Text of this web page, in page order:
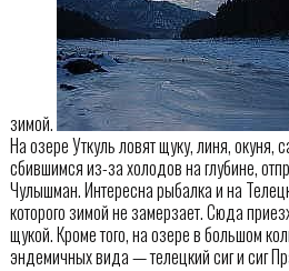
зимой.
На озере Уткуль ловят щуку, линя, окуня,
сбившимся из-за холодов на глубине,
Чулышман. Интересна рыбалка и на
которого зимой не замерзает. Сюда
щукой. Кроме того, на озере в большом
эндемичных вида — телецкий сиг и сиг